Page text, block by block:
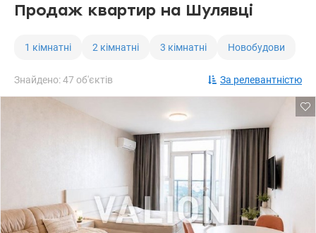
Продаж квартир на Шулявці
1 кімнатні 2 кімнатні 3 кімнатні Новобудови
Знайдено: 47 об'єктів За релевантністю